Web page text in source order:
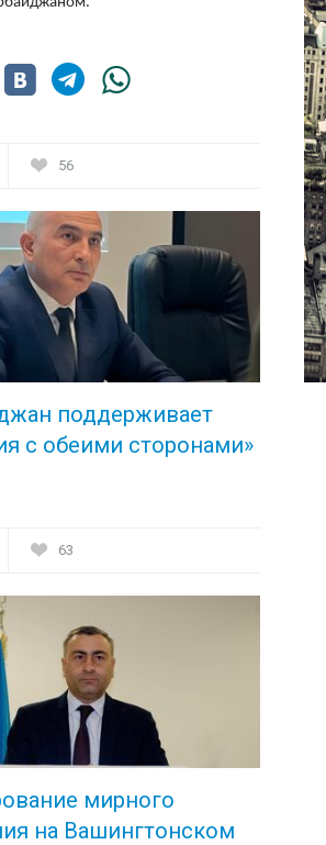
56
поддерживает
с обеими сторонами»
63
мирного
на Вашингтонском